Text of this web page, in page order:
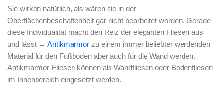
Sie wirken natürlich, als wären sie in der
Oberflächenbeschaffenheit gar nicht bearbeitet worden. Gerade
diese Individualität macht den Reiz der eleganten Fliesen aus
und lässt → Antikmarmor zu einem immer beliebter werdenden
Material für den Fußboden aber auch für die Wand werden.
Antikmarmor-Fliesen können als Wandfliesen oder Bodenfliesen
im Innenbereich eingesetzt werden.